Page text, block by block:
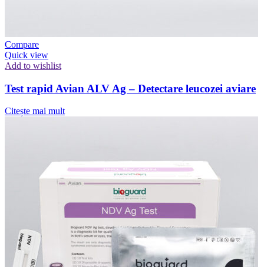
Compare
Quick view
Add to wishlist
Test rapid Avian ALV Ag – Detectare leucozei aviare
Citește mai mult